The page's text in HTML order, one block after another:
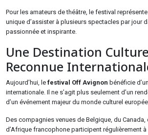
Pour les amateurs de théâtre, le festival
unique d’assister à plusieurs spectacles par jour
passionnée et inspirante.
Une Destination
Reconnue
Aujourd’hui, le festival Off Avignon bénéficie
internationale. Il ne s’agit plus seulement d’un
d’un événement majeur du monde culturel
Des compagnies venues de Belgique, du
d’Afrique francophone participent régulièrement à